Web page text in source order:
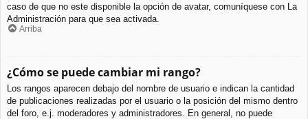
caso de que no este disponible la opción de avatar, comuníquese con La
Administración para que sea activada.
Arriba
¿Cómo se puede cambiar mi rango?
Los rangos aparecen debajo del nombre de usuario e indican la cantidad
de publicaciones realizadas por el usuario o la posición del mismo dentro
del foro, e.j. moderadores y administradores. En general, no puede